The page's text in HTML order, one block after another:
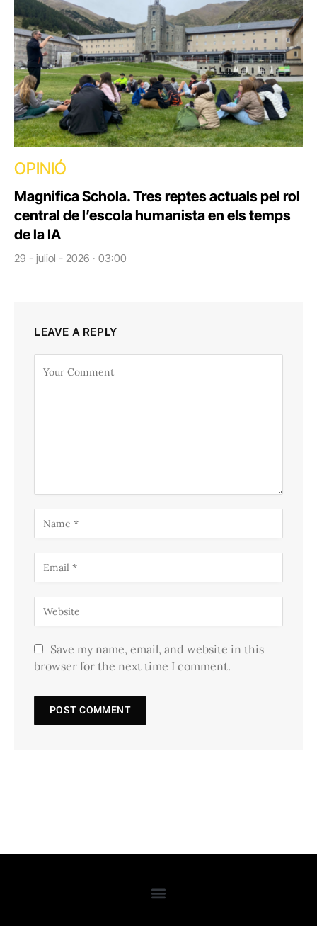
OPINIÓ
Magnifica Schola. Tres reptes actuals pel rol
central de l’escola humanista en els temps
de la IA
29 - juliol - 2026 · 03:00
LEAVE A REPLY
Save my name, email, and website in this
browser for the next time I comment.